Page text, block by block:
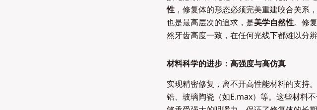
性 ，修复体的形态必须完美重建咬合关系
也是最高层次的追求，是美学自然性。修
然牙齿高度一致，在任何光线下都难以分辨
材料科学的进步：高强度与高仿真
实现精密修复，离不开高性能材料的支持。
锆、玻璃陶瓷（如E.max）等。这些材料